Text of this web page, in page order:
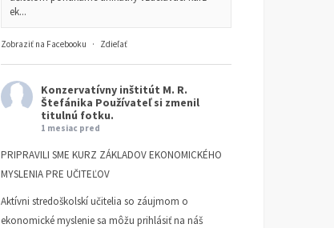
ek...
Zobraziť na Facebooku · Zdieľať
Konzervatívny inštitút M. R.
Štefánika Používateľ si zmenil
titulnú fotku.
1 mesiac pred
PRIPRAVILI SME KURZ ZÁKLADOV EKONOMICKÉHO
MYSLENIA PRE UČITEĽOV
Aktívni stredoškolskí učitelia so záujmom o
ekonomické myslenie sa môžu prihlásiť na náš